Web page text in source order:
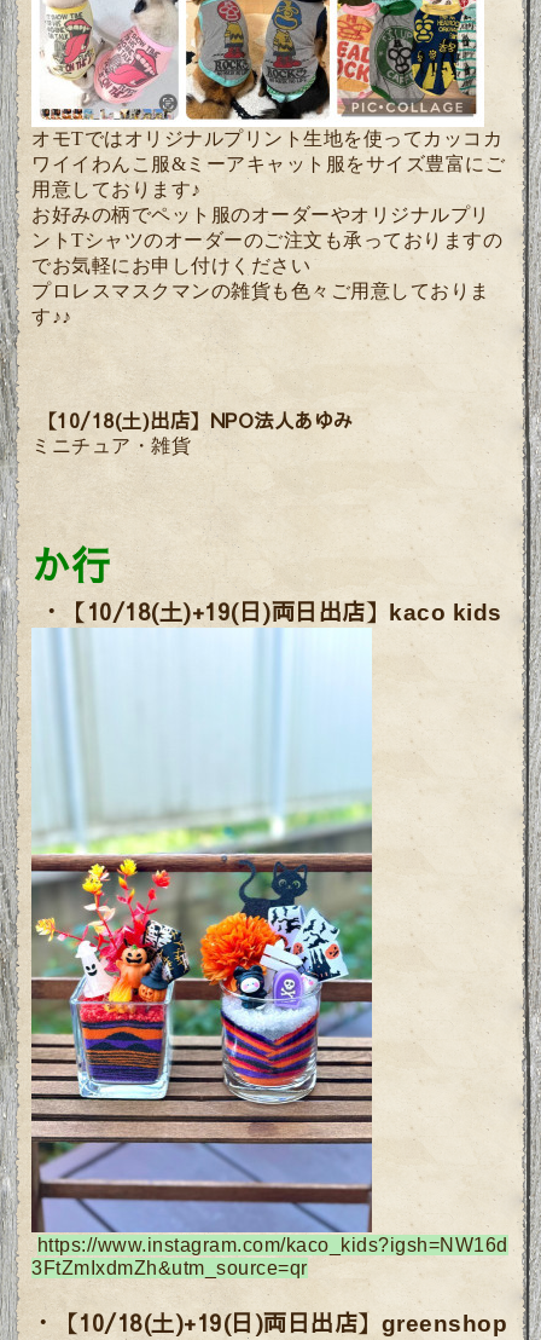
オモTではオリジナルプリント生地を使ってカッコカ
ワイイわんこ服&ミーアキャット服をサイズ豊富にご
用意しております♪
お好みの柄でペット服のオーダーやオリジナルプリ
ントTシャツのオーダーのご注文も承っておりますの
でお気軽にお申し付けください
プロレスマスクマンの雑貨も色々ご用意しておりま
す♪♪
【10/18(土)出店】NPO法人あゆみ
ミニチュア・雑貨
か行
・【10/18(土)+19(日)両日出店】 kaco kids
https://www.instagram.com/kaco_kids?igsh=NW16d
3FtZmIxdmZh&utm_source=qr
・【10/18(土)+19(日)両日出店】 greenshop